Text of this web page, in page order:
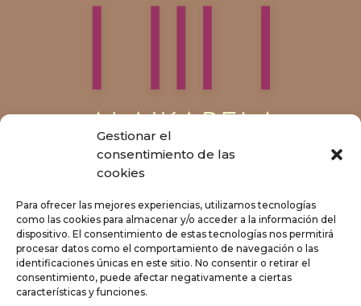
Gestionar el
consentimiento de las
cookies
Para ofrecer las mejores experiencias, utilizamos tecnologías
como las cookies para almacenar y/o acceder a la información del
dispositivo. El consentimiento de estas tecnologías nos permitirá
procesar datos como el comportamiento de navegación o las
identificaciones únicas en este sitio. No consentir o retirar el
consentimiento, puede afectar negativamente a ciertas
características y funciones.